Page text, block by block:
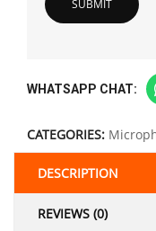
WHATSAPP CHAT:
CATEGORIES:
DESCRIPTION
REVIEWS (0)